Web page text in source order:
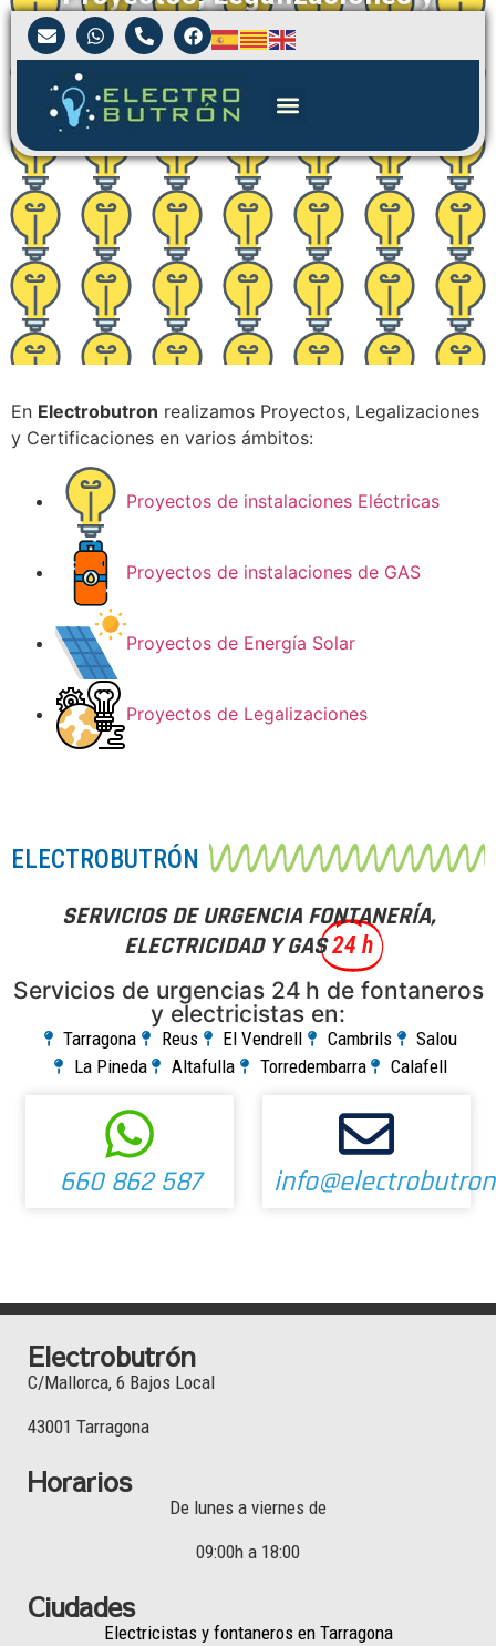
Certificaciones
En Electrobutron realizamos Proyectos, Legalizaciones
y Certificaciones en varios ámbitos:
Proyectos de instalaciones Eléctricas
Proyectos de instalaciones de GAS
Proyectos de Energía Solar
Proyectos de Legalizaciones
ELECTROBUTRÓN
SERVICIOS DE URGENCIA FONTANERÍA,
ELECTRICIDAD Y GAS 24 h
Servicios de urgencias 24 h de fontaneros
y electricistas en:
Tarragona Reus El Vendrell Cambrils
Salou
La Pineda
Altafulla Torredembarra Calafell
660 862 587
Electrobutrón
C/Mallorca, 6 Bajos Local
43001 Tarragona
Horarios
De lunes a viernes de
09:00h a 18:00
Ciudades
Electricistas y fontaneros en Tarragona